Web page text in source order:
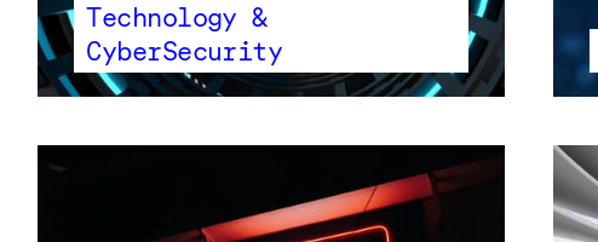
Technology &
CyberSecurity